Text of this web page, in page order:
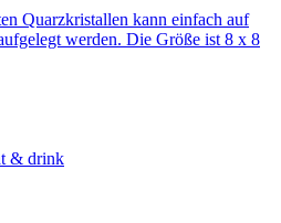
Quarzkristallen kann einfach auf
werden. Die Größe ist 8 x 8